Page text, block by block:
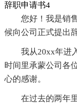
辞职申请书4
您好！我是销
候向公司正式提出辞
我从20xx年进
时间里承蒙公司各
心的感谢。
在过去的两年